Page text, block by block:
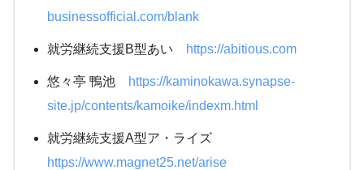
businessofficial.com/blank
就労継続支援B型あい https://abitious.com
悠々亭 鴨池
https://kaminokawa.synapse-
site.jp/contents/kamoike/indexm.html
就労継続支援A型ア・ライズ
https://www.magnet25.net/arise